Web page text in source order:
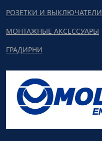
РОЗЕТКИ И ВЫКЛЮЧАТЕЛИ
МОНТАЖНЫЕ АКСЕССУАРЫ
ГРАДИРНИ